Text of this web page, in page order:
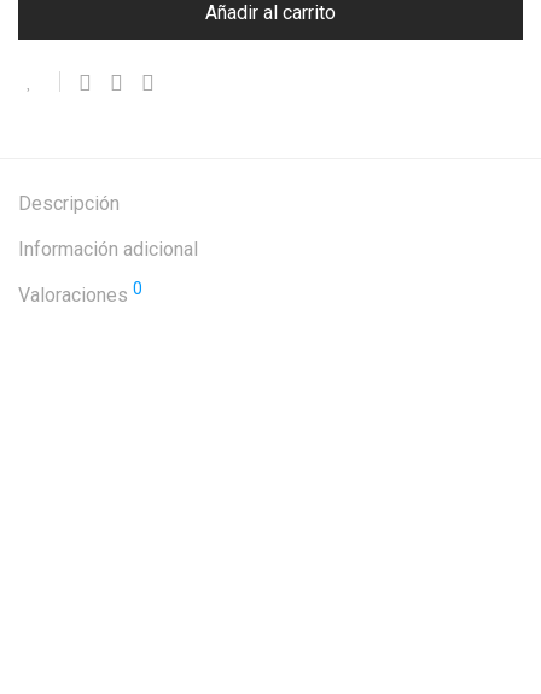
Añadir al carrito
Descripción
Información adicional
Valoraciones 0